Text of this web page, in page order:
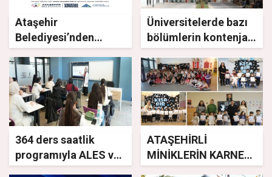
Ataşehir
Belediyesi’nden
bir hizmet
Üniversitelerde bazı
bölümlerin kontenjanı
364 ders saatlik
programıyla ALES ve
DGS hazırlık kursları
ATAŞEHİRLİ
MİNİKLERİN KARNE
HEYECANI